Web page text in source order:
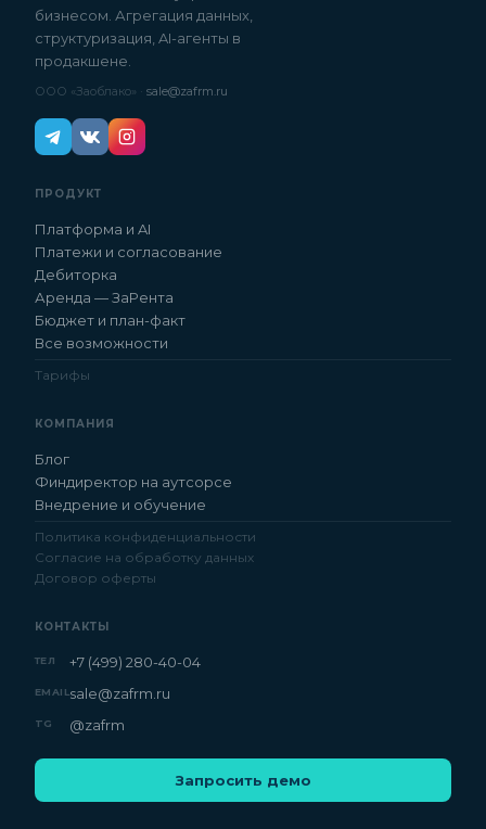
бизнесом. Агрегация данных,
структуризация, AI-агенты в
продакшене.
ООО «Заоблако» · sale@zafrm.ru
ПРОДУКТ
Платформа и AI
Платежи и согласование
Дебиторка
Аренда — ЗаРента
Бюджет и план-факт
Все возможности
Тарифы
КОМПАНИЯ
Блог
Финдиректор на аутсорсе
Внедрение и обучение
Политика конфиденциальности
Согласие на обработку данных
Договор оферты
КОНТАКТЫ
ТЕЛ +7 (499) 280-40-04
EMAIL sale@zafrm.ru
TG @zafrm
Запросить демо